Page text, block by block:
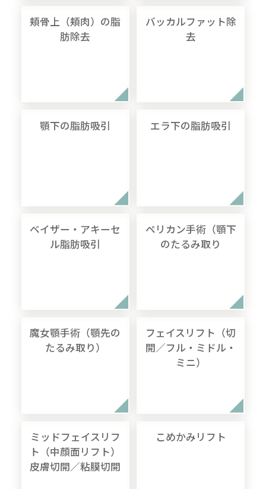
頬骨上（頬肉）の脂
肪除去
バッカルファット除
去
顎下の脂肪吸引 エラ下の脂肪吸引
ベイザー・アキーセ
ル脂肪吸引
ペリカン手術（顎下
のたるみ取り
魔女顎手術（顎先の
たるみ取り）
フェイスリフト（切
開／フル・ミドル・
ミニ）
ミッドフェイスリフ
ト（中顔面リフト）
皮膚切開／粘膜切開
こめかみリフト